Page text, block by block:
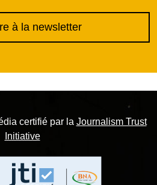
à la newsletter
certifié par la Journalism Trust
Initiative